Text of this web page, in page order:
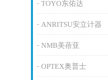
TOYO东佑达
ANRITSU安立计器
NMB美蓓亚
OPTEX奥普士